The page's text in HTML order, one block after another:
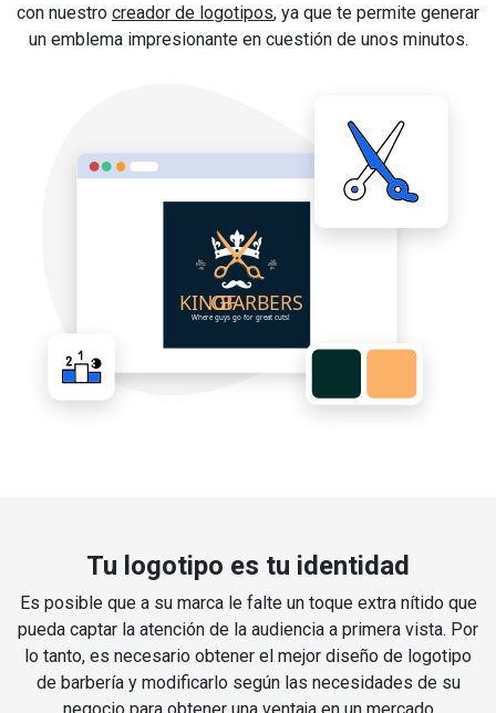
con nuestro creador de logotipos, ya que te permite generar
un emblema impresionante en cuestión de unos minutos.
Tu logotipo es tu identidad
Es posible que a su marca le falte un toque extra nítido que
pueda captar la atención de la audiencia a primera vista. Por
lo tanto, es necesario obtener el mejor diseño de logotipo
de barbería y modificarlo según las necesidades de su